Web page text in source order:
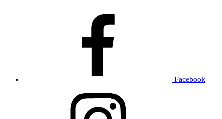
Facebook